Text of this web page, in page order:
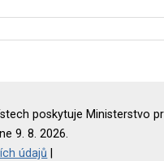
poskytuje Ministerstvo
9. 8. 2026.
údajů